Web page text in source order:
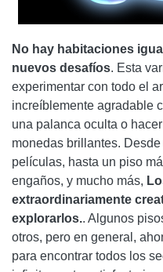
No hay habitaciones
nuevos desafíos. Esta
experimentar con todo el
increíblemente agradable
una palanca oculta o
monedas brillantes.
películas, hasta un piso
engaños, y mucho más,
extraordinariamente
explorarlos.. Algunos
otros, pero en general,
para encontrar todos los